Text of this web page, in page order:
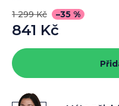
1 299 Kč
–35 %
841 Kč
cena: